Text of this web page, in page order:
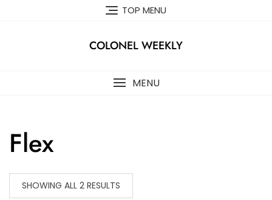
TOP MENU
COLONEL WEEKLY
MENU
Flex
SHOWING ALL 2 RESULTS